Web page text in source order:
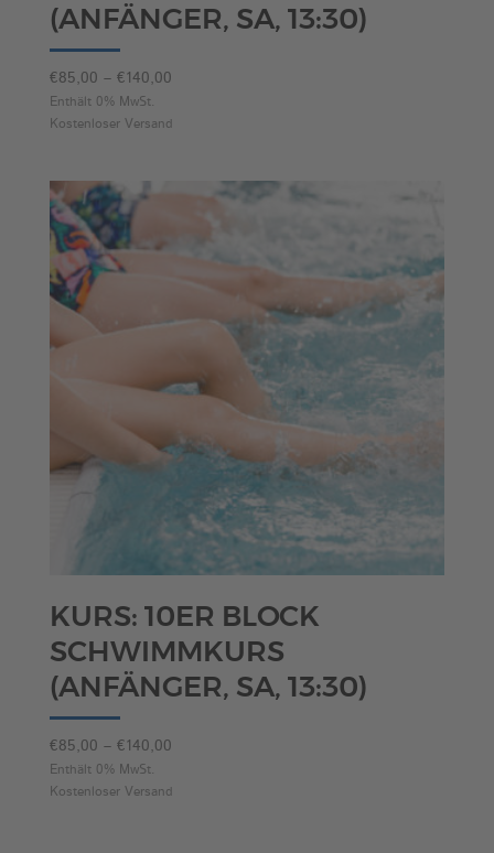
(ANFÄNGER, SA, 13:30)
€85,00 – € 140,00Preisspanne:
bis
Enthält 0% MwSt.
Kostenloser Versand
KURS: 10ER BLOCK
SCHWIMMKURS
(ANFÄNGER, SA, 13:30)
€85,00 – € 140,00Preisspanne:
bis
Enthält 0% MwSt.
Kostenloser Versand